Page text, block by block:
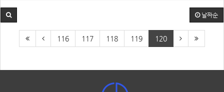
날짜순
116 117 118 119 120